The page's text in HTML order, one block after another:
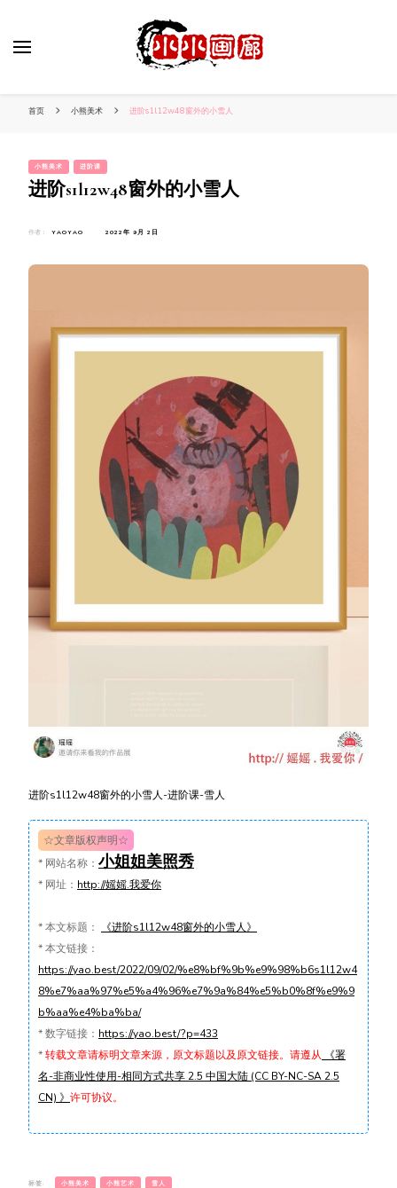
首页 小熊美术 进阶s1l12w48窗外的小雪人
小熊美术 进阶课
进阶s1l12w48窗外的小雪人
作者： YAOYAO 2022年 9月 2日
进阶s1l12w48窗外的小雪人-进阶课-雪人
☆文章版权声明☆
* 网站名称： 小姐姐美照秀
* 网址： http://媱媱.我爱你
*本文标题：
《进阶s1l12w48窗外的小雪人》
*本文链接：
https://yao.best/2022/09/02/%e8%bf%9b%e9%98%b6s1l12w4
8%e7%aa%97%e5%a4%96%e7%9a%84%e5%b0%8f%e9%9
b%aa%e4%ba%ba/
*数字链接： https://yao.best/?p=433
*转载文章请标明文章来源，原文标题以及原文链接。请遵从 《署
名-非商业性使用-相同方式共享 2.5 中国大陆 (CC BY-NC-SA 2.5
CN) 》 许可协议。
标签: 小熊美术 小熊艺术 雪人